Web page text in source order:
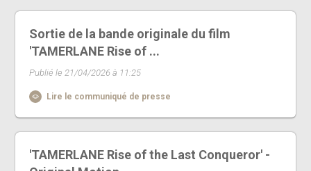
Sortie de la bande originale du film
'TAMERLANE Rise of ...
Publié le 21/04/2026 à 11:25
Lire le communiqué de presse
'TAMERLANE Rise of the Last Conqueror' -